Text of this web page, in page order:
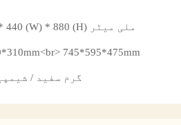
600 (L) * 440 (W) * 880 (H) ملی میٹر
745*595*475mm
گرم سفید /